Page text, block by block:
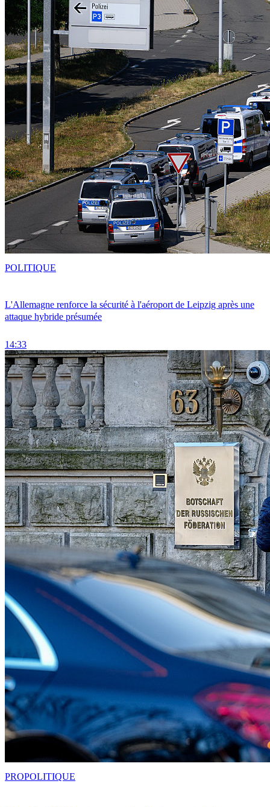
L'Allemagne renforce la sécurité à l'aéroport de Leipzig après une
attaque hybride présumée
14:33
POLITIQUE
PROPOLITIQUE